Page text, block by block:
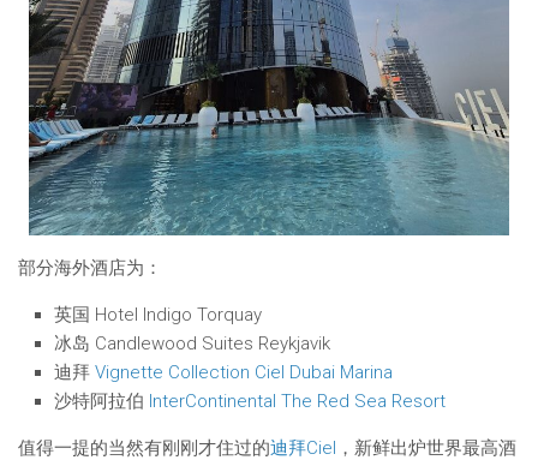
部分海外酒店为：
英国 Hotel Indigo Torquay
冰岛 Candlewood Suites Reykjavik
迪拜 Vignette Collection Ciel Dubai Marina
沙特阿拉伯 InterContinental The Red Sea Resort
值得一提的当然有刚刚才住过的迪拜Ciel ，新鲜出炉世界最高酒